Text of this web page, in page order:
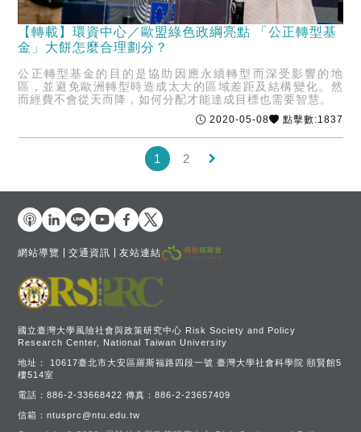
【轉載】環資中心／歐盟綠色政綱亮點 「公正轉型基
金」大餅怎麼合理劃分？
公正轉型基金的目的是協助因應永續轉型而深受影響的地
區，並避免歐洲轉型時造成太大的區域差距及結構變化。然
而經費不會從天而降，如何分配才能達成目標也需要智慧。
2020-05-08 點擊數:1837
1 2 keyboard_arrow_right
國立臺灣大學風險社會與政策研究中心 Risk Society and Policy
Research Center, National Taiwan University
地址： 10617臺北市大安區羅斯福路四段一號 臺灣大學社會科學院 頤賢館5
樓514室
電話：886-2-33668422 傳真：886-2-23657409
信箱：ntusprc@ntu.edu.tw
網站導覽 交通資訊 友站連結